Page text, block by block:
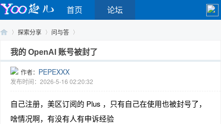
首页 论坛
探索分享
›
问与答
›
我的 OpenAI 账号被封了
作者： PEPEXXX
发布时间：2026-5-16 02:20:32
自己注册，美区订阅的 Plus ，只有自己在使用也被封号了，
啥情况啊，有没有人有申诉经验